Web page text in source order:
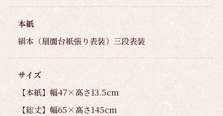
本紙
絹本（扇面台紙張り表装）三段表装
サイズ
【本紙】幅47×高さ13.5cm
【総丈】幅65×高さ145cm